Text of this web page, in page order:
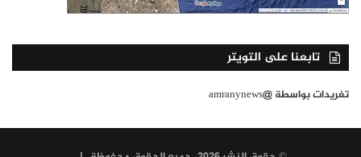
تابعنا على التويتر
تغريدات بواسطة @amranynews